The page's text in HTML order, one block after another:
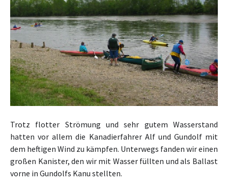
Trotz flotter Strömung und sehr gutem Wasserstand
hatten vor allem die Kanadierfahrer Alf und Gundolf mit
dem heftigen Wind zu kämpfen. Unterwegs fanden wir einen
großen Kanister, den wir mit Wasser füllten und als Ballast
vorne in Gundolfs Kanu stellten.